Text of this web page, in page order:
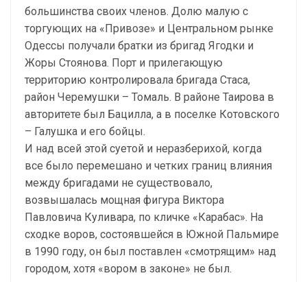
большинства своих членов. Долю малую с
торгующих на «Привозе» и Центральном рынке
Одессы получали братки из бригад Ягодки и
Жоры Стоянова. Порт и прилегающую
территорию контролировала бригада Стаса,
район Черемушки – Томаль. В районе Таирова в
авторитете был Бацилла, а в поселке Котовского
– Галушка и его бойцы.
И над всей этой суетой и неразберихой, когда
все было перемешано и четких границ влияния
между бригадами не существовало,
возвышалась мощная фигура Виктора
Павловича Куливара, по кличке «Карабас». На
сходке воров, состоявшейся в Южной Пальмире
в 1990 году, он был поставлен «смотрящим» над
городом, хотя «вором в законе» не был.